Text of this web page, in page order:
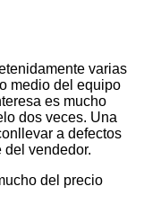
varias
medio del equipo
es mucho
dos veces. Una
a defectos
del vendedor.
del precio